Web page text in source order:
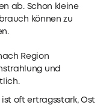
ab. Schon kleine
können zu
Region
und
ist oft ertragsstark, Ost